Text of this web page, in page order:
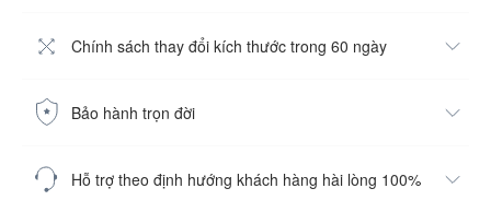
Chính sách thay đổi kích thước trong 60 ngày
Bảo hành trọn đời
Hỗ trợ theo định hướng khách hàng hài lòng 100%